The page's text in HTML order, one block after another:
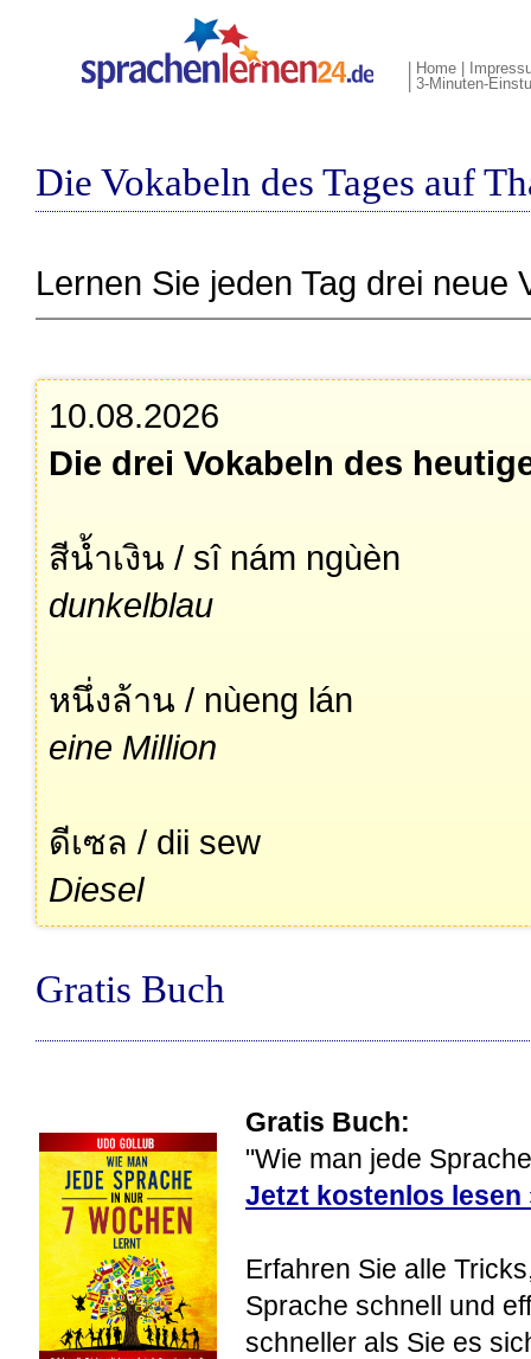
Home
3-Minuten-
Die Vokabeln des Tages auf
Lernen Sie jeden Tag drei neue
10.08.2026
Die drei Vokabeln des
สีน้ำเงิน / sî nám ngùèn
dunkelblau
หนึ่งล้าน / nùeng lán
eine Million
ดีเซล / dii sew
Diesel
Gratis Buch
Gratis Buch:
"Wie man jede
Jetzt kostenlos lesen
Erfahren Sie alle
Sprache schnell und
schneller als Sie es